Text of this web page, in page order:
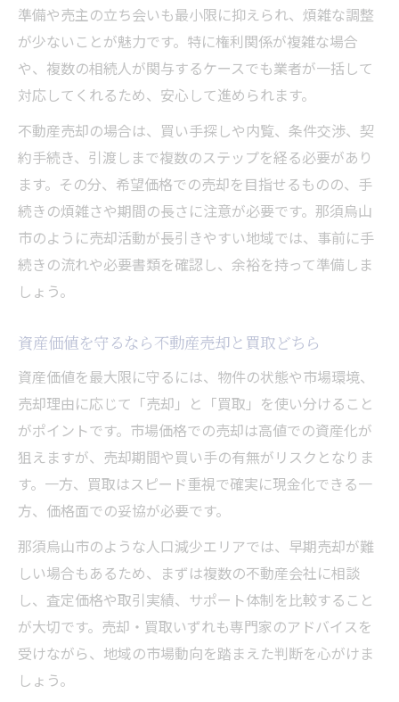
準備や売主の立ち会いも最小限に抑えられ、煩雑な調整
が少ないことが魅力です。特に権利関係が複雑な場合
や、複数の相続人が関与するケースでも業者が一括して
対応してくれるため、安心して進められます。
不動産売却の場合は、買い手探しや内覧、条件交渉、契
約手続き、引渡しまで複数のステップを経る必要があり
ます。その分、希望価格での売却を目指せるものの、手
続きの煩雑さや期間の長さに注意が必要です。那須烏山
市のように売却活動が長引きやすい地域では、事前に手
続きの流れや必要書類を確認し、余裕を持って準備しま
しょう。
資産価値を守るなら不動産売却と買取どちら
資産価値を最大限に守るには、物件の状態や市場環境、
売却理由に応じて「売却」と「買取」を使い分けること
がポイントです。市場価格での売却は高値での資産化が
狙えますが、売却期間や買い手の有無がリスクとなりま
す。一方、買取はスピード重視で確実に現金化できる一
方、価格面での妥協が必要です。
那須烏山市のような人口減少エリアでは、早期売却が難
しい場合もあるため、まずは複数の不動産会社に相談
し、査定価格や取引実績、サポート体制を比較すること
が大切です。売却・買取いずれも専門家のアドバイスを
受けながら、地域の市場動向を踏まえた判断を心がけま
しょう。